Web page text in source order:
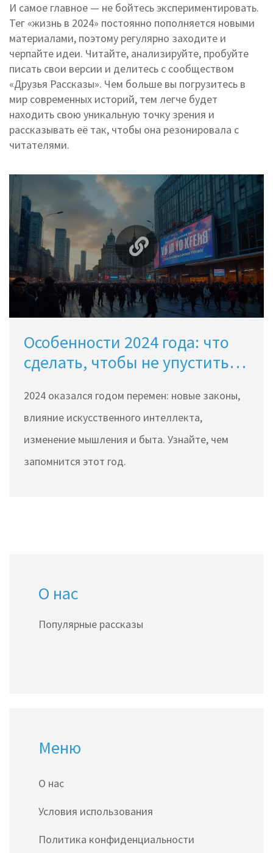
И самое главное — не бойтесь экспериментировать.
Тег «жизнь в 2024» постоянно пополняется новыми
материалами, поэтому регулярно заходите и
черпайте идеи. Читайте, анализируйте, пробуйте
писать свои версии и делитесь с сообществом
«Друзья Рассказы». Чем больше вы погрузитесь в
мир современных историй, тем легче будет
находить свою уникальную точку зрения и
рассказывать её так, чтобы она резонировала с
читателями.
Особенности 2024 года: что
сделать, чтобы не упустить
2024 оказался годом перемен: новые законы,
влияние искусственного интеллекта,
изменение мышления и быта. Узнайте, чем
запомнится этот год.
О нас
Популярные рассказы
Меню
О нас
Условия использования
Политика конфиденциальности